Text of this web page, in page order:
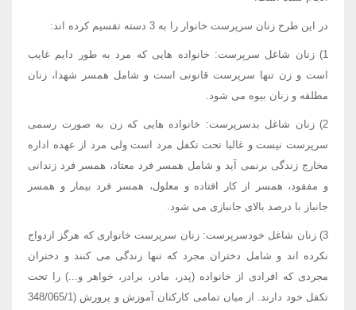
در این طرح زنان سرپرست خانوار را به 3 دسته تقسیم کرده اند:
1) زنان شاغل سرپرست: خانواده هایی که مرد به طور دایم غایب
است و زن تنها سرپرست قانونی است و شامل همسر شهدا، زنان
مطلقه و زنان بیوه می شود.
2) زنان شاغل بدسرپرست: خانواده هایی که زن به صورت رسمی
سرپرست نیست و غالبا تحت تکفل مرد است ولی مرد از عهده اداره
مخارج زندگی برنمی آید و شامل همسر فرد معتاد، همسر فرد زندانی
و مفقود، همسر از کار افتاده و معلول، همسر فرد بیمار و همسر
جانباز با درصد بالای جانبازی می شود.
3) زنان شاغل خودسرپرست: زنان سرپرست خانواری که هرگز ازدواج
نکرده اند و شامل دختران مجرد که تنها زندگی می کنند و دختران
مجردی که افرادی از خانواده (پدر، مادر، برادر، خواهر و...) را تحت
تکفل خود دارند. از میان تمامی کارکنان آموزش و پرورش (348/065/1